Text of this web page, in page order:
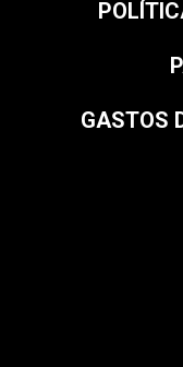
GASTOS